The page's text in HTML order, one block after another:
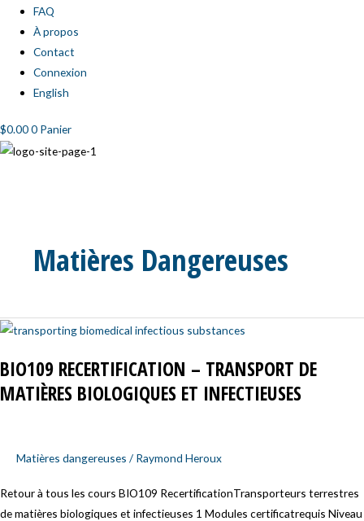
FAQ
À propos
Contact
Connexion
English
$0.000 Panier
Matières Dangereuses
BIO109 RECERTIFICATION – TRANSPORT DE
MATIÈRES BIOLOGIQUES ET INFECTIEUSES
Matières dangereuses / Raymond Heroux
Retour à tous les cours BIO109 RecertificationTransporteurs terrestres
de matières biologiques et infectieuses 1 Modules certificatrequis Niveau
BIO109
–
Transport
infectieuses